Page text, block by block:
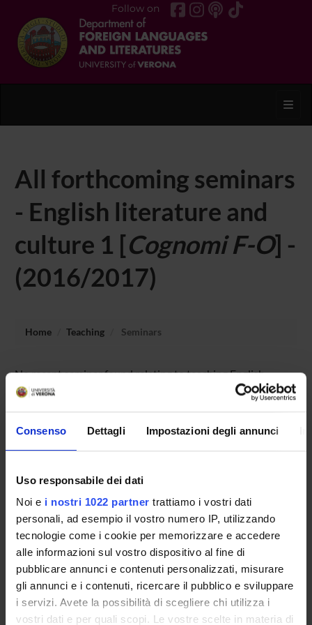
Consenso Dettagli Impostazioni degli annunci
Uso responsabile dei dati
Noi e i nostri 1022 partner trattiamo i vostri dati
personali, ad esempio il vostro numero IP, utilizzando
tecnologie come i cookie per memorizzare e accedere
alle informazioni sul vostro dispositivo al fine di
pubblicare annunci e contenuti personalizzati, misurare
gli annunci e i contenuti, ricercare il pubblico e sviluppare
i servizi. Avete la possibilità di scegliere chi utilizza i
vostri dati e per quali scopi. Le vostre scelte in materia di
Follow on
All forthcoming seminars
- English literature and
culture 1 [Cognomi F-O] -
(2016/2017)
Home Teaching Seminars
No recent seminar found relating to teaching English
literature and culture 1.
STUDYING
COURSES
PHD PROGRAMMES AND POSTGRADUATE
COURSES
People
Places